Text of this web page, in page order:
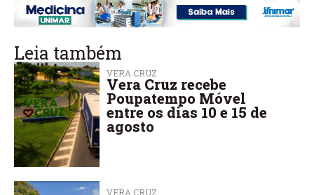
Leia também
VERA CRUZ
Vera Cruz recebe
Poupatempo Móvel
entre os dias 10 e 15 de
agosto
VERA CRUZ